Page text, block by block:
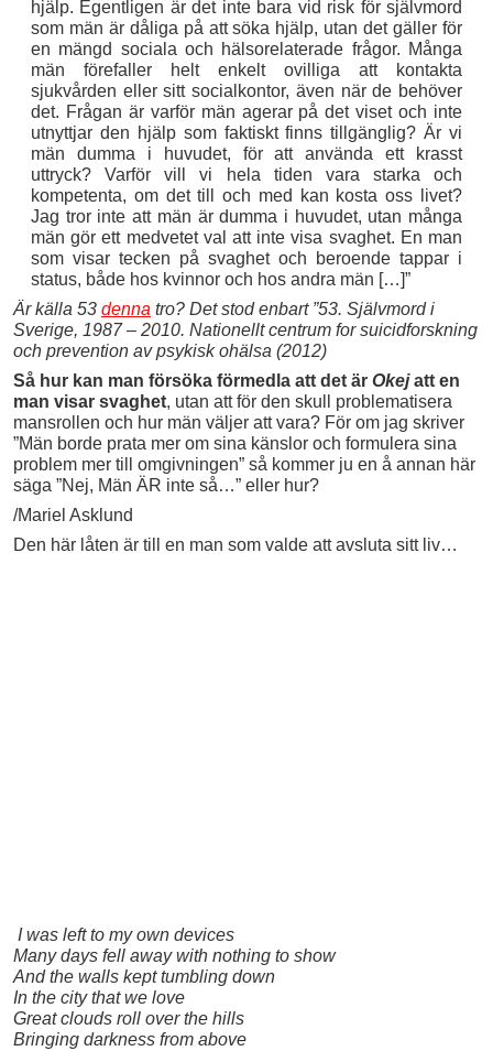
hjälp. Egentligen är det inte bara vid risk för självmord
som män är dåliga på att söka hjälp, utan det gäller för
en mängd sociala och hälsorelaterade frågor. Många
män förefaller helt enkelt ovilliga att kontakta
sjukvården eller sitt socialkontor, även när de behöver
det. Frågan är varför män agerar på det viset och inte
utnyttjar den hjälp som faktiskt finns tillgänglig? Är vi
män dumma i huvudet, för att använda ett krasst
uttryck? Varför vill vi hela tiden vara starka och
kompetenta, om det till och med kan kosta oss livet?
Jag tror inte att män är dumma i huvudet, utan många
män gör ett medvetet val att inte visa svaghet. En man
som visar tecken på svaghet och beroende tappar i
status, både hos kvinnor och hos andra män […]”
Är källa 53 denna tro? Det stod enbart ”53. Självmord i
Sverige, 1987 – 2010. Nationellt centrum for suicidforskning
och prevention av psykisk ohälsa (2012)
Så hur kan man försöka förmedla att det är Okejatt en
man visar svaghet, utan att för den skull problematisera
mansrollen och hur män väljer att vara? För om jag skriver
”Män borde prata mer om sina känslor och formulera sina
problem mer till omgivningen” så kommer ju en å annan här
säga ”Nej, Män ÄR inte så…” eller hur?
/Mariel Asklund
Den här låten är till en man som valde att avsluta sitt liv…
I was left to my own devices
Many days fell away with nothing to show
And the walls kept tumbling down
In the city that we love
Great clouds roll over the hills
Bringing darkness from above